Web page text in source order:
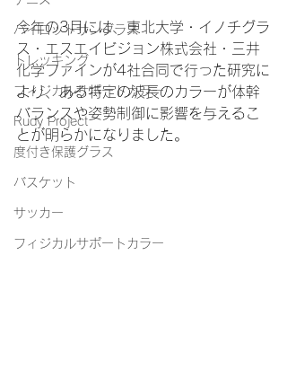
パイロットサングラス
トレッキング
フィジカルサポートカラー
Rudy Project
度付き保護グラス
バスケット
サッカー
フィジカルサポートカラー
今年の3月には、東北大学・イノチグラ
ス・エスエイビジョン株式会社・三井
化学ファインが4社合同で行った研究に
より、ある特定の波長のカラーが体幹
バランスや姿勢制御に影響を与えるこ
とが明らかになりました。